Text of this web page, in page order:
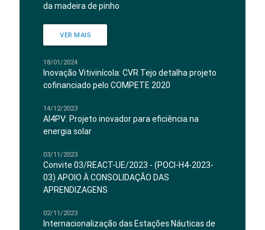
da madeira de pinho
VER MAIS
18/01/2024
Inovação Vitivinícola: CVR Tejo detalha projeto
cofinanciado pelo COMPETE 2020
14/12/2023
AI4PV: Projeto inovador para eficiência na
energia solar
03/11/2023
Convite 03/REACT-UE/2023 - (POCI-H4-2023-
03) APOIO À CONSOLIDAÇÃO DAS
APRENDIZAGENS
02/11/2023
Internacionalização das Estações Náuticas de